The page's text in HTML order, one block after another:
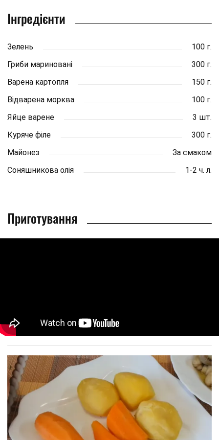
Інгредієнти
Зелень
100 г.
Гриби мариновані
300 г.
Варена картопля
150 г.
Відварена морква
100 г.
Яйце варене
3 шт.
Куряче філе
300 г.
Майонез
За смаком
Соняшникова олія
1-2 ч. л.
Приготування